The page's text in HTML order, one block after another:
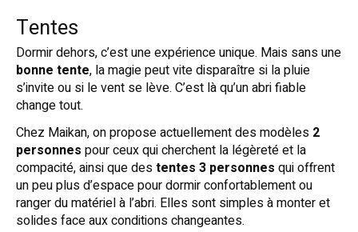
Tentes
Dormir dehors, c’est une expérience unique. Mais sans une
bonne tente, la magie peut vite disparaître si la pluie
s’invite ou si le vent se lève. C’est là qu’un abri fiable
change tout.
Chez Maikan, on propose actuellement des modèles 2
personnes pour ceux qui cherchent la légèreté et la
compacité, ainsi que destentes 3 personnes qui offrent
un peu plus d’espace pour dormir confortablement ou
ranger du matériel à l’abri. Elles sont simples à monter et
solides face aux conditions changeantes.